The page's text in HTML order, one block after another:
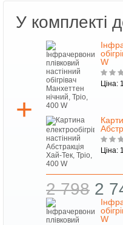
У комплекті
W
Ціна:
Ціна:
2 798 2
W